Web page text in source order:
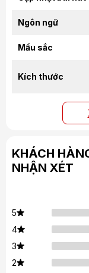
Ngôn ngữ
Mầu sắc
Kích thước
KHÁCH
NHẬN XÉT
5
4
3
2